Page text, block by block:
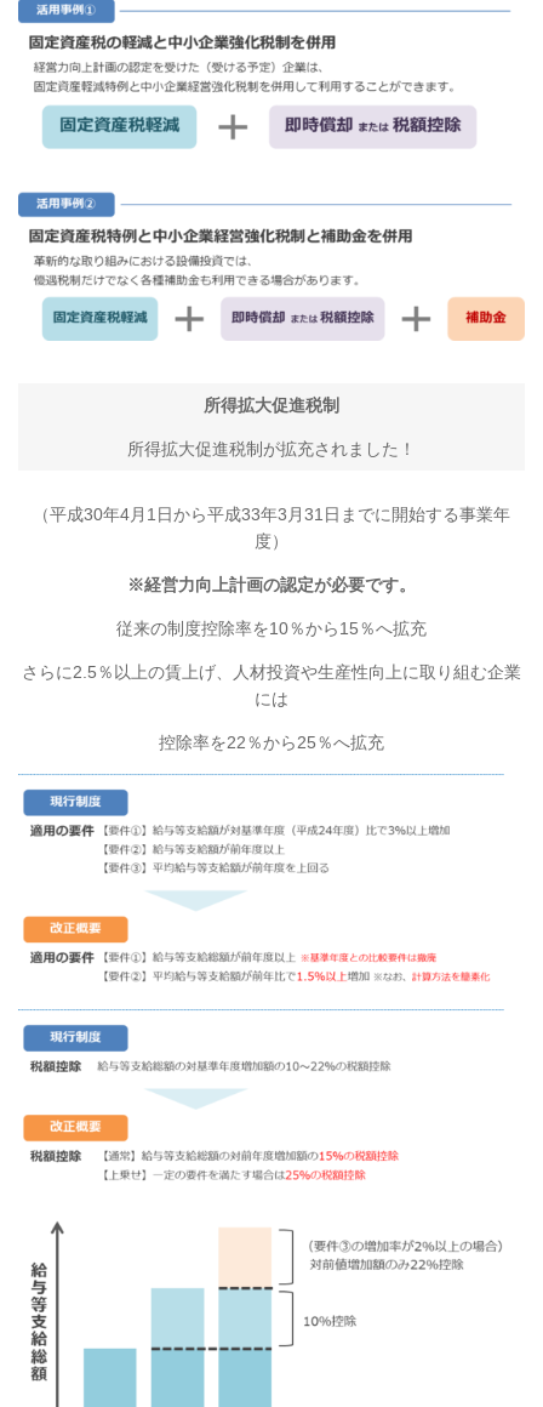
所得拡大促進税制
所得拡大促進税制が拡充されました！
（平成30年4月1日から平成33年3月31日までに開始する事業年
度）
※経営力向上計画の認定が必要です。
従来の制度控除率を10％から15％へ拡充
さらに2.5％以上の賃上げ、人材投資や生産性向上に取り組む企業
には
控除率を22％から25％へ拡充